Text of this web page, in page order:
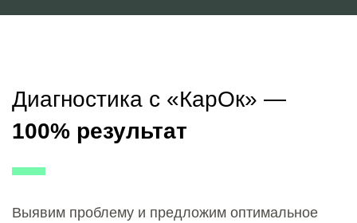
Диагностика с «КарОк» —
100% результат
Выявим проблему и предложим оптимальное